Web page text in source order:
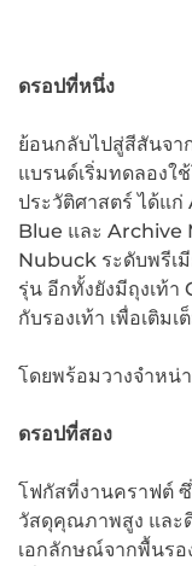
ดรอปที่หนึ่ง
ย้อนกลับไปสู่สีสันจา
แบรนด์เริ่มทดลองใ
ประวัติศาสตร์ ได้แ
Blue และ Archive
Nubuck ระดับพรีเ
รุ่น อีกทั้งยังมีถุงเท้
กับรองเท้า เพื่อเติม
โดยพร้อมวางจำหน่
ดรอปที่สอง
โฟกัสที่งานคราฟต์ ซึ่
วัสดุคุณภาพสูง และ
เอกลักษณ์จากพื้นรอ